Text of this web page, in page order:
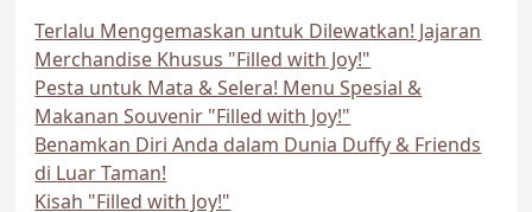
Terlalu Menggemaskan untuk Dilewatkan! Jajaran
Merchandise Khusus "Filled with Joy!"
Pesta untuk Mata & Selera! Menu Spesial &
Makanan Souvenir "Filled with Joy!"
Benamkan Diri Anda dalam Dunia Duffy & Friends
di Luar Taman!
Kisah "Filled with Joy!"